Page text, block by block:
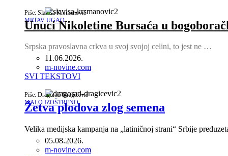
Piše: Slaviša Krsmanović
MRTAV UGAO
Unuci Nikoletine Bursaća u
Srpska pravoslavna crkva u svoj svojoj celini, to jest ne …
11.06.2026.
Author
m-novine.com
SVI TEKSTOVI
Piše: Dragorad Dragičević
MALO IZOŠTRENO
Žetva plodova zlog semena
Velika medijska kampanja na „latiničnoj strani“ Srbije
05.08.2026.
Author
m-novine.com